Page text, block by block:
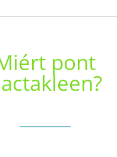
pont